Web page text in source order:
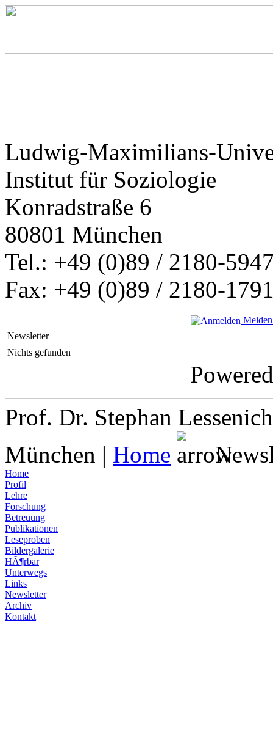
Ludwig-Maximilians-
Institut für Soziologie
Konradstraße 6
80801 München
Tel.: +49 (0)89 / 2180-
Fax: +49 (0)89 / 2180-
Newsletter
Nichts gefunden
Prof. Dr. Stephan
München | Home
Home
Profil
Lehre
Forschung
Betreuung
Publikationen
Leseproben
Bildergalerie
HÃ¶rbar
Unterwegs
Links
Newsletter
Archiv
Kontakt